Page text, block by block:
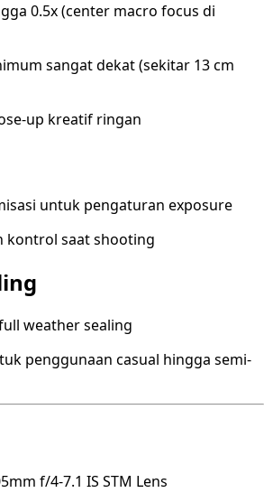
0.5x (center macro focus di
sangat dekat (sekitar 13 cm
up kreatif ringan
untuk pengaturan exposure
kontrol saat shooting
weather sealing
penggunaan casual hingga semi-
f/4-7.1 IS STM Lens